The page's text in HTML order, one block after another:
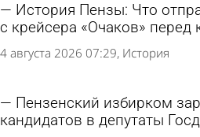
История Пензы: Что
с крейсера «Очаков» перед
4 августа 2026 07:29 История
Пензенский избирком
кандидатов в депутаты